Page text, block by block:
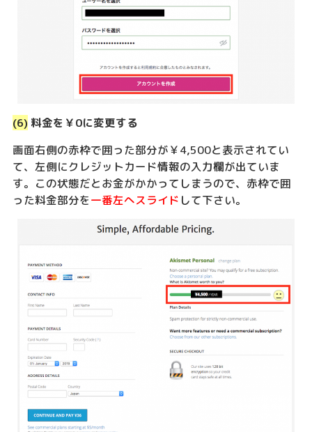
(6) 料金を￥0に変更する
画面右側の赤枠で囲った部分が￥4,500と表示されてい
て、左側にクレジットカード情報の入力欄が出ていま
す。この状態だとお金がかかってしまうので、赤枠で囲
った料金部分を一番左へスライド して下さい。